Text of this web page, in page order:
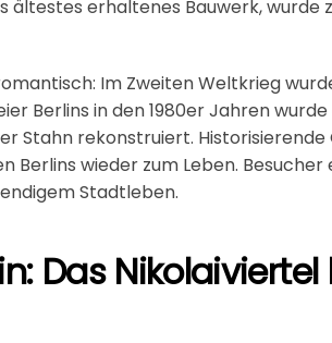
ältestes erhaltenes Bauwerk,
Im Zweiten Weltkrieg
Berlins in den 1980er Jahren
Stahn rekonstruiert. Historisierende
wieder zum Leben.
Stadtleben.
Das